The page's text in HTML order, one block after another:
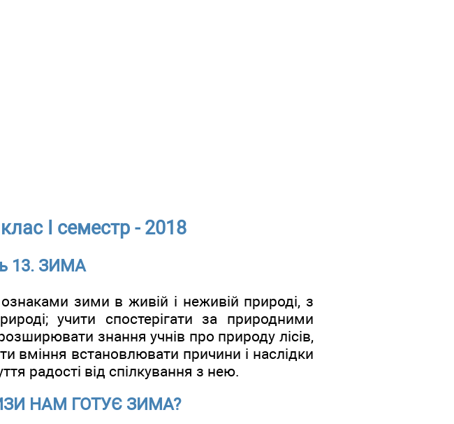
клас І семестр - 2018
13. ЗИМА
зими в живій і неживій природі, з
учити спостерігати за природними
знання учнів про природу лісів,
вміння встановлювати причини і наслідки
радості від спілкування з нею.
НАМ ГОТУЄ ЗИМА?